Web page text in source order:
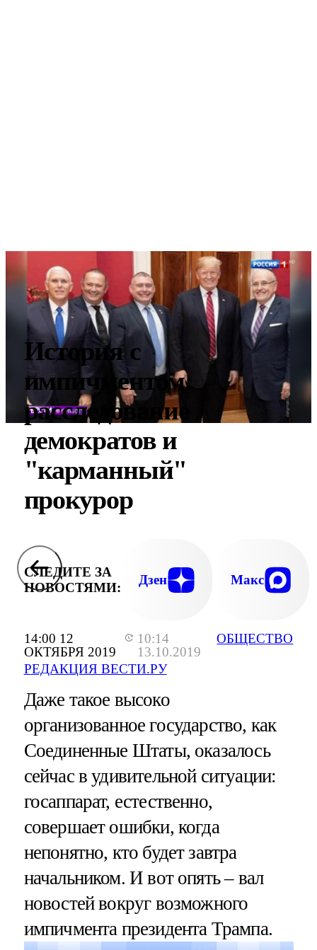
14:00 12
ОКТЯБРЯ 2019
10:14
13.10.2019
РЕДАКЦИЯ ВЕСТИ.РУ
ОБЩЕСТВО
История с
импичментом:
расследование
демократов и
"карманный"
прокурор
СЛЕДИТЕ ЗА
НОВОСТЯМИ:
Дзен Макс
Даже такое высоко
организованное государство, как
Соединенные Штаты, оказалось
сейчас в удивительной ситуации:
госаппарат, естественно,
совершает ошибки, когда
непонятно, кто будет завтра
начальником. И вот опять – вал
новостей вокруг возможного
импичмента президента Трампа.